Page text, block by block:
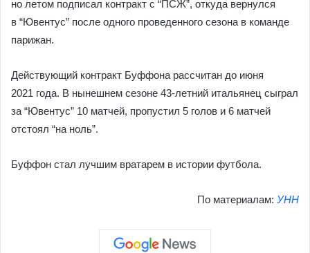
но летом подписал контракт с “ПСЖ”, откуда вернулся
в “Ювентус” после одного проведенного сезона в команде
парижан.
Действующий контракт Буффона рассчитан до июня
2021 года. В нынешнем сезоне 43-летний итальянец сыграл
за “Ювентус” 10 матчей, пропустил 5 голов и 6 матчей
отстоял “на ноль”.
Буффон стал лучшим вратарем в истории футбола.
По материалам: УНН